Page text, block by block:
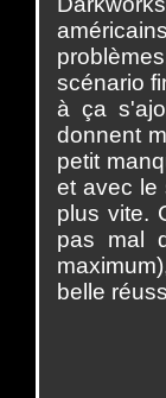
scénario
à ça
donnent
petit
et avec le
plus vite.
pas mal
belle